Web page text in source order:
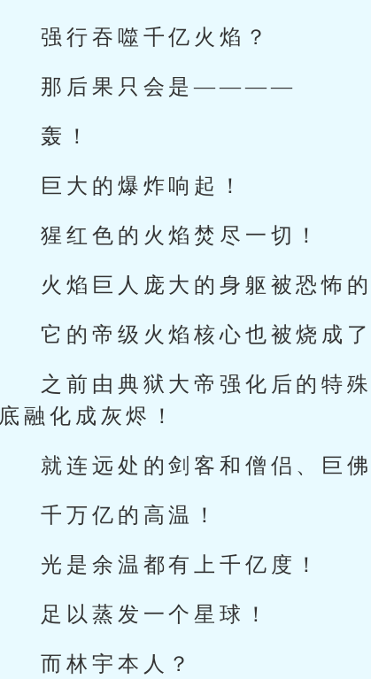
强行吞噬千亿火焰？
那后果只会是————
轰！
巨大的爆炸响起！
猩红色的火焰焚尽一切！
火焰巨人庞大的身躯被恐怖
它的帝级火焰核心也被烧成
之前由典狱大帝强化后的特
底融化成灰烬！
就连远处的剑客和僧侣、巨
千万亿的高温！
光是余温都有上千亿度！
足以蒸发一个星球！
而林宇本人？